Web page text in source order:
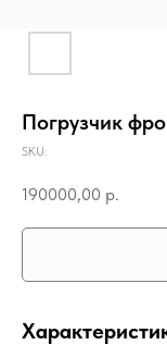
Погрузчик
SKU:
190000,00 р.